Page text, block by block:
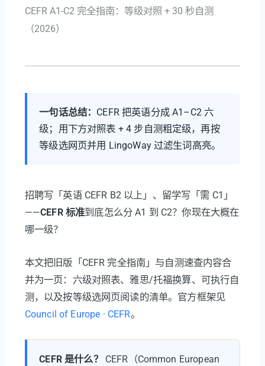
CEFR A1-C2 完全指南：等级对照 + 30 秒自测
（2026）
一句话总结： CEFR 把英语分成 A1–C2 六
级；用下方对照表 + 4 步自测粗定级，再按
等级选网页并用 LingoWay 过滤生词高亮。
招聘写「英语 CEFR B2 以上」、留学写「需 C1」
——CEFR 标准到底怎么分 A1 到 C2？你现在大概在
哪一级？
本文把旧版「CEFR 完全指南」与自测速查内容合
并为一页：六级对照表、雅思/托福换算、可执行自
测，以及按等级选网页阅读的清单。官方框架见
Council of Europe · CEFR。
CEFR 是什么？
CEFR（Common European